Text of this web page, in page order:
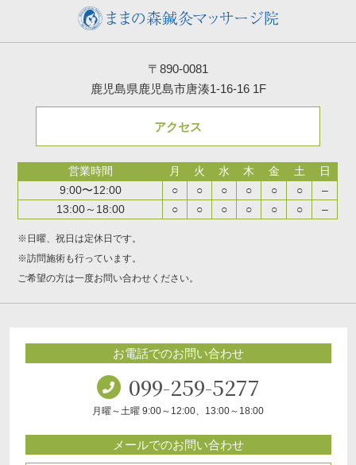
〒890-0081
鹿児島県鹿児島市唐湊1-16-16 1F
アクセス
営業時間 月 火 水 木 金 土
日
9:00〜12:00
○ ○ ○ ○ ○ ○
–
13:00～18:00
○ ○ ○ ○ ○ ○ –
※日曜、祝日は定休日です。
※訪問施術も行っています。
ご希望の方は一度お問い合わせください。
お電話でのお問い合わせ
099-259-5277
月曜～土曜 9:00～12:00、13:00～18:00
メールでのお問い合わせ